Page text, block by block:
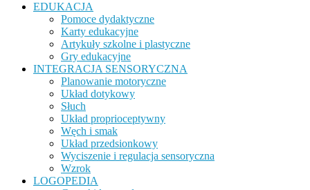
EDUKACJA
Pomoce dydaktyczne
Karty edukacyjne
Artykuły szkolne i plastyczne
Gry edukacyjne
INTEGRACJA SENSORYCZNA
Planowanie motoryczne
Układ dotykowy
Słuch
Układ proprioceptywny
Węch i smak
Układ przedsionkowy
Wyciszenie i regulacja sensoryczna
Wzrok
LOGOPEDIA